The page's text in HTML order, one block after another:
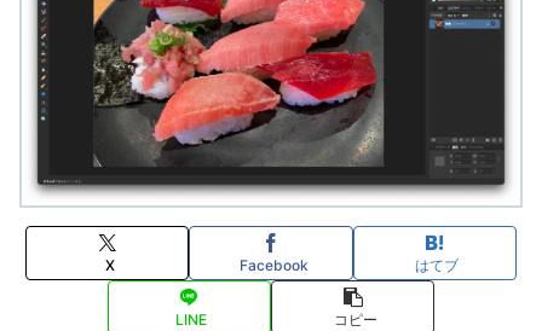
X Facebook はてブ
LINE コピー